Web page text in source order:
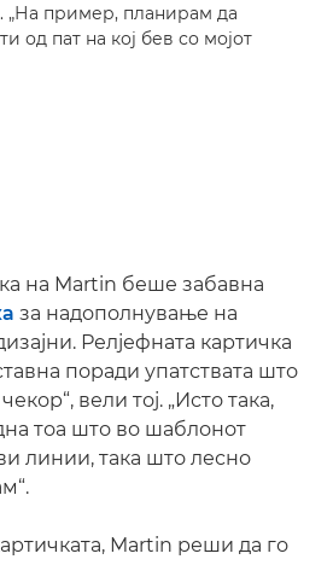
„На пример, планирам да
од пат на кој бев со мојот
на Martin беше забавна
за надополнување на
Релјефната картичка
поради упатствата што
вели тој. „Исто така,
тоа што во шаблонот
линии, така што лесно
Martin реши да го